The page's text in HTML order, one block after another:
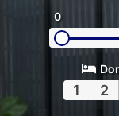
0
1 2